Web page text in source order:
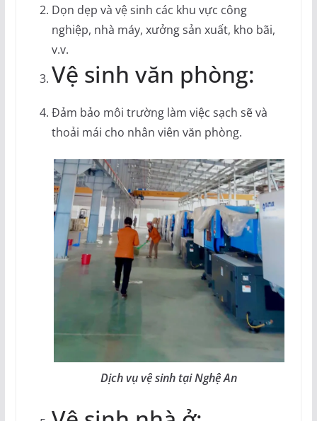
Dọn dẹp và vệ sinh các khu vực công
nghiệp, nhà máy, xưởng sản xuất, kho bãi,
v.v.
Vệ sinh văn phòng:
Đảm bảo môi trường làm việc sạch sẽ và
thoải mái cho nhân viên văn phòng.
Dịch vụ vệ sinh tại Nghệ An